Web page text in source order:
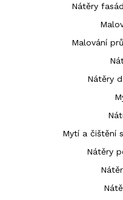
Nátěry
Malování
Nátěry
Mytí a čištění
Nátěry